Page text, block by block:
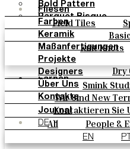
Fliesen
Field Tiles
Hand Painted
Bold
Natural Cotto
Farben
Oxide
Vintage Metallics
Dry
Keramik
Knit Knots
Maßanfertigungen
Projekte
Designers
Smink
Über Uns
Wir Sind New
Kontakte
Kontaktieren Sie
Kataloge
Journal
All People &
Materials &
DE
EN PT
Bold Pattern
Parquet Bisque
Natural Cotto
Smink Studio
Elisa Passino
Paulo Vale
Farben
Basic Colours
Matt Colours
Oxide Explosions
Special Firing
Vintage Metallics